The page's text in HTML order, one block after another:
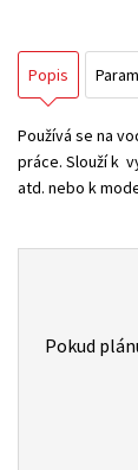
Popis
Používá se na
práce. Slouží k
atd. nebo k
Pokud